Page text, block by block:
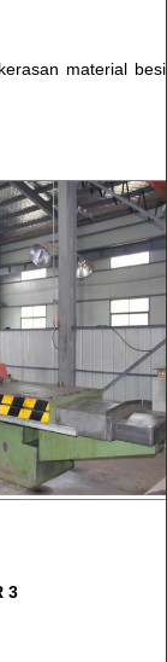
material besi
3